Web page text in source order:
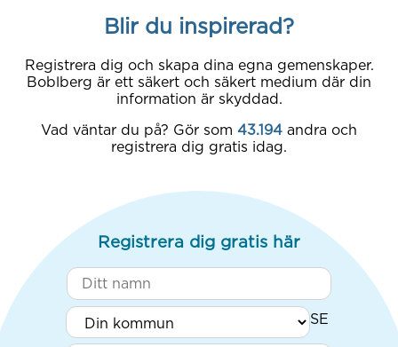
Blir du inspirerad?
Registrera dig och skapa dina egna gemenskaper.
Boblberg är ett säkert och säkert medium där din
information är skyddad.
Vad väntar du på? Gör som 43.194 andra och
registrera dig gratis idag.
Registrera dig gratis här